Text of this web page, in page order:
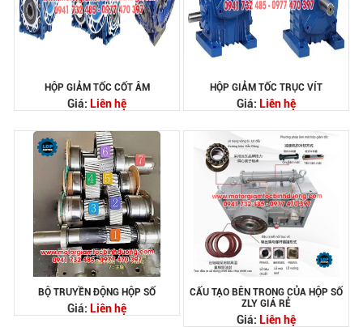
HỘP GIẢM TỐC CỐT ÂM
Giá: Liên hệ
HỘP GIẢM TỐC TRỤC VÍT
Giá: Liên hệ
BỘ TRUYỀN ĐỘNG HỘP SỐ
Giá: Liên hệ
CẤU TẠO BÊN TRONG CỦA HỘP SỐ
ZLY GIÁ RẺ
Giá: Liên hệ